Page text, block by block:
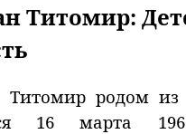
Титомир:
Титомир родом из
16 марта